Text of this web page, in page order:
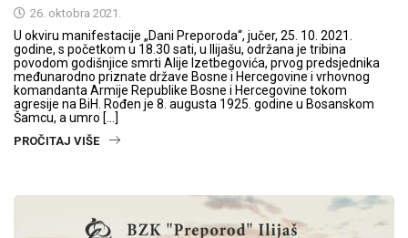
26. oktobra 2021.
U okviru manifestacije „Dani Preporoda“, jučer, 25. 10. 2021.
godine, s početkom u 18.30 sati, u Ilijašu, održana je tribina
povodom godišnjice smrti Alije Izetbegovića, prvog predsjednika
međunarodno priznate države Bosne i Hercegovine i vrhovnog
komandanta Armije Republike Bosne i Hercegovine tokom
agresije na BiH. Rođen je 8. augusta 1925. godine u Bosanskom
Šamcu, a umro […]
PROČITAJ VIŠE